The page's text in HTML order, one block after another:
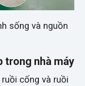
sống và nguồn
trong nhà máy
cống và ruồi